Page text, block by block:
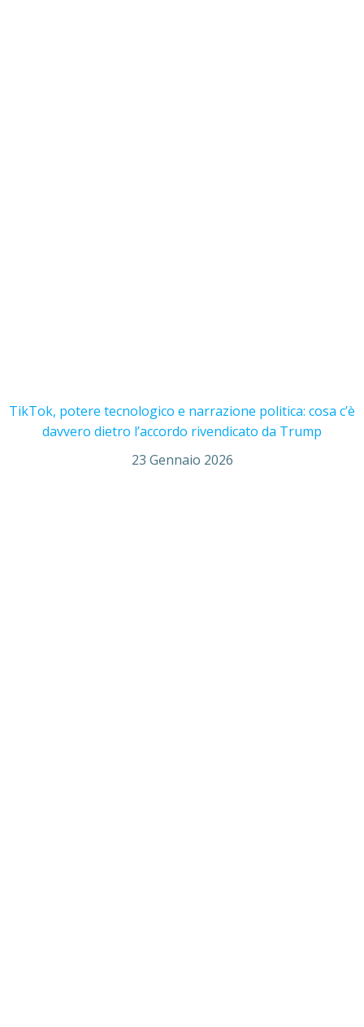
TikTok, potere tecnologico e narrazione politica: cosa c’è
davvero dietro l’accordo rivendicato da Trump
23 Gennaio 2026